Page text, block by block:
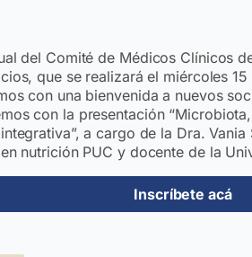
del Comité de Médicos Clínicos
que se realizará el miércoles
con una bienvenida a nuevos
con la presentación
a cargo de la Dra.
nutrición PUC y docente de la
Inscríbete acá